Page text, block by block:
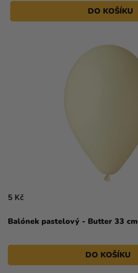
DO KOŠÍKU
Balónek pastelový - Butter 33 cm
5 Kč
DO KOŠÍKU